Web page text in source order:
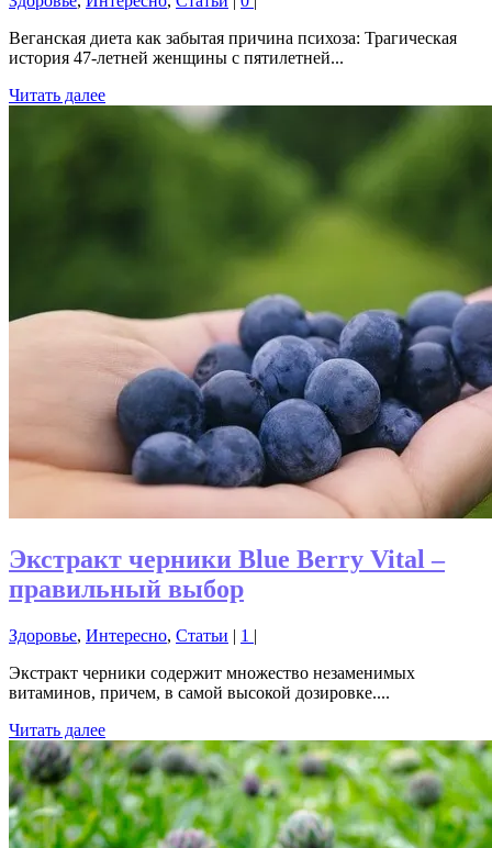
Веганская диета как забытая причина психоза: Трагическая
история 47-летней женщины с пятилетней...
Читать далее
Экстракт черники Blue Berry Vital –
правильный выбор
Здоровье, Интересно, Статьи | 1 |
Экстракт черники содержит множество незаменимых
витаминов, причем, в самой высокой дозировке....
Читать далее